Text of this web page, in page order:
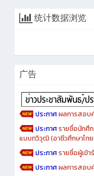
统计数据浏览
广告
ประกาศผลการสอบ
ประกาศรายชื่อนักศึ
แบบทวิวุฒิ (อาชีวศึกษาไท
ประกาศรายชื่อผู้เข้
ประกาศผลการสอบ